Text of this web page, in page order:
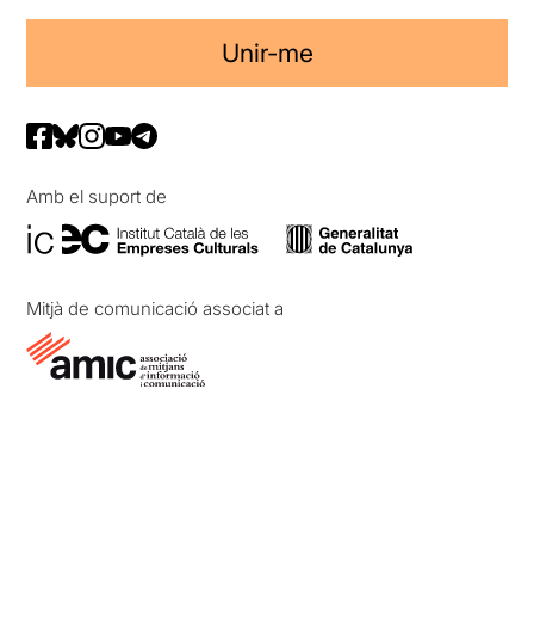
Unir-me
Amb el suport de
Mitjà de comunicació associat a